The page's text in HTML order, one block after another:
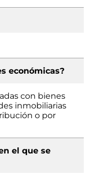
económicas?
con bienes
inmobiliarias
o por
el que se